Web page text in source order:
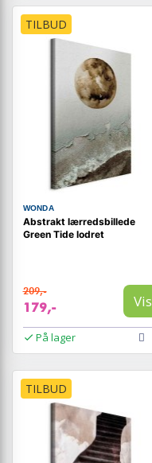
TILBUD
WONDA
Abstrakt lærredsbillede
Green Tide lodret
209,-
179,- Vis
På lager
TILBUD